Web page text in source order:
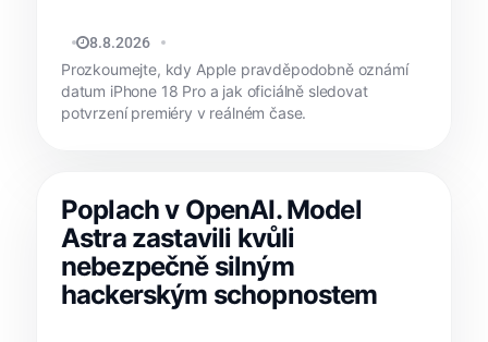
MATYÁŠ KOZÁK
8.8.2026
Prozkoumejte, kdy Apple pravděpodobně oznámí
datum iPhone 18 Pro a jak oficiálně sledovat
potvrzení premiéry v reálném čase.
Poplach v OpenAI. Model
Astra zastavili kvůli
nebezpečně silným
hackerským schopnostem